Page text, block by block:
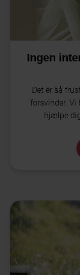
Ingen
Det er så
forsvinder. Vi
hjælpe